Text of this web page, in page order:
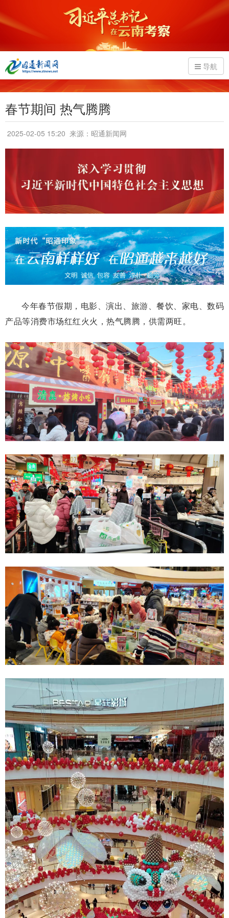
导航
春节期间 热气腾腾
2025-02-05 15:20 来源：昭通新闻网
今年春节假期，电影、演出、旅游、餐饮、家电、数码
产品等消费市场红红火火，热气腾腾，供需两旺。